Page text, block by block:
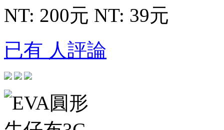
NT: 200元 NT: 39元
已有 人評論